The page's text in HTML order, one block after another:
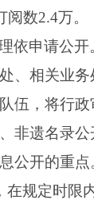
数2.4万。
依申请公
、相关业
伍，将行
非遗名录
公开的重点
规定时限